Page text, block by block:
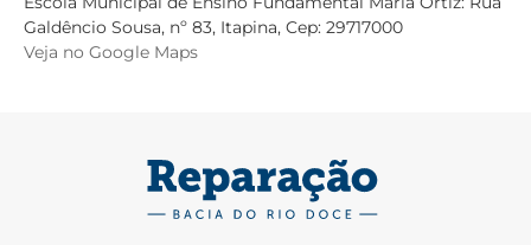
Galdêncio Sousa, nº 83, Itapina, Cep: 29717000
Veja no Google Maps